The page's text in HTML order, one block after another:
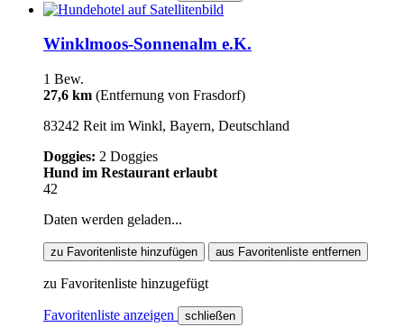
Winklmoos-Sonnenalm e.K.
1 Bew.
27,6 km (Entfernung von Frasdorf)
83242 Reit im Winkl, Bayern, Deutschland
Doggies: 2 Doggies
Hund im Restaurant erlaubt
42
Daten werden geladen...
zu Favoritenliste hinzufügen aus Favoritenliste entfernen
zu Favoritenliste hinzugefügt
Favoritenliste anzeigen schließen